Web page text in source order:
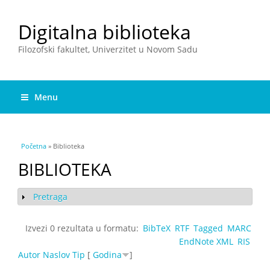
Digitalna biblioteka
Filozofski fakultet, Univerzitet u Novom Sadu
Menu
You are here
Početna » Biblioteka
BIBLIOTEKA
Show
Pretraga
Izvezi 0 rezultata u formatu: BibTeX RTF Tagged MARC
EndNote XML
RIS
Autor Naslov Tip [ Godina
]